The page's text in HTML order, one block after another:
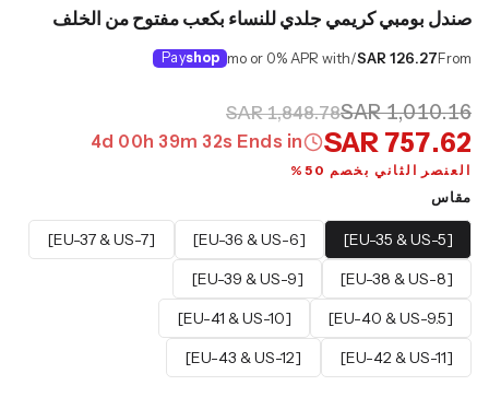
صندل بومبي كريمي جلدي للنساء بكعب مفتوح من الخلف
From
SAR 126.27
/mo or 0% APR with
shop
Pay
SAR 1,010.16
SAR 1,848.78
SAR 757.62
Ends in
4d 00h 39m 31s
العنصر الثاني بخصم 50%
مقاس
[EU-35 & US-5]
[EU-36 & US-6]
[EU-37 & US-7]
[EU-38 & US-8]
[EU-39 & US-9]
[EU-40 & US-9.5]
[EU-41 & US-10]
[EU-42 & US-11]
[EU-43 & US-12]